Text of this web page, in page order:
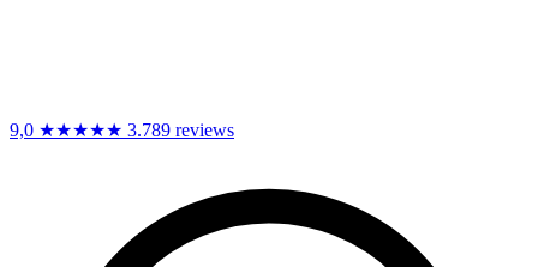
9,0 ★★★★★ 3.789 reviews